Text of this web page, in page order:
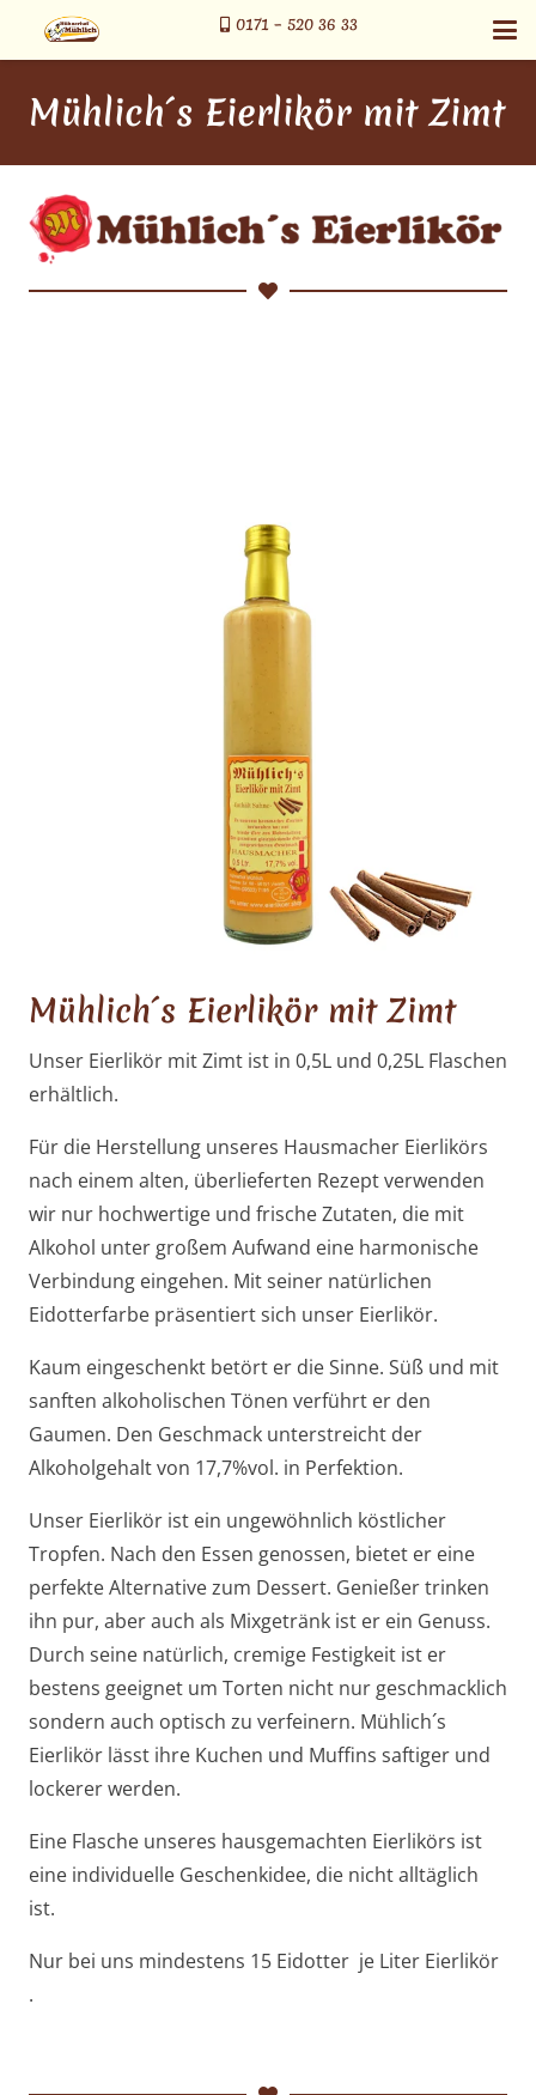
0171 – 520 36 33
Mühlich´s Eierlikör mit Zimt
Mühlich´s Eierlikör mit Zimt
Unser Eierlikör mit Zimt ist in 0,5L und 0,25L Flaschen
erhältlich.
Für die Herstellung unseres Hausmacher Eierlikörs
nach einem alten, überlieferten Rezept verwenden
wir nur hochwertige und frische Zutaten, die mit
Alkohol unter großem Aufwand eine harmonische
Verbindung eingehen. Mit seiner natürlichen
Eidotterfarbe präsentiert sich unser Eierlikör.
Kaum eingeschenkt betört er die Sinne. Süß und mit
sanften alkoholischen Tönen verführt er den
Gaumen. Den Geschmack unterstreicht der
Alkoholgehalt von 17,7%vol. in Perfektion.
Unser Eierlikör ist ein ungewöhnlich köstlicher
Tropfen. Nach den Essen genossen, bietet er eine
perfekte Alternative zum Dessert. Genießer trinken
ihn pur, aber auch als Mixgetränk ist er ein Genuss.
Durch seine natürlich, cremige Festigkeit ist er
bestens geeignet um Torten nicht nur geschmacklich
sondern auch optisch zu verfeinern. Mühlich´s
Eierlikör lässt ihre Kuchen und Muffins saftiger und
lockerer werden.
Eine Flasche unseres hausgemachten Eierlikörs ist
eine individuelle Geschenkidee, die nicht alltäglich
ist.
Nur bei uns mindestens 15 Eidotter je Liter Eierlikör
.